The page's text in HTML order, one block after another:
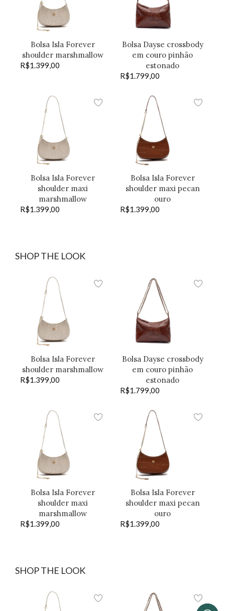
Bolsa Isla Forever
shoulder marshmallow
R$1.399,00
Bolsa Dayse crossbody
em couro pinhão
estonado
R$1.799,00
Bolsa Isla Forever
shoulder maxi
marshmallow
R$1.399,00
Bolsa Isla Forever
shoulder maxi pecan
ouro
R$1.399,00
SHOP THE LOOK
Bolsa Isla Forever
shoulder marshmallow
R$1.399,00
Bolsa Dayse crossbody
em couro pinhão
estonado
R$1.799,00
Bolsa Isla Forever
shoulder maxi
marshmallow
R$1.399,00
Bolsa Isla Forever
shoulder maxi pecan
ouro
R$1.399,00
SHOP THE LOOK